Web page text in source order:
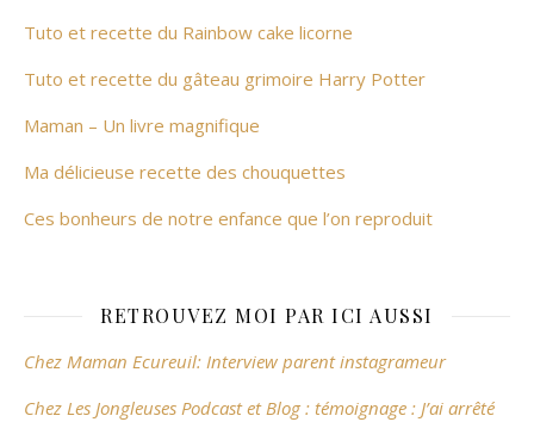
Tuto et recette du Rainbow cake licorne
Tuto et recette du gâteau grimoire Harry Potter
Maman – Un livre magnifique
Ma délicieuse recette des chouquettes
Ces bonheurs de notre enfance que l’on reproduit
RETROUVEZ MOI PAR ICI AUSSI
Chez Maman Ecureuil: Interview parent instagrameur
Chez Les Jongleuses Podcast et Blog : témoignage : J’ai arrêté